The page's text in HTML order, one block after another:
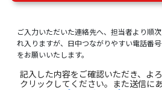
ご入力いただいた連絡先へ、担当者より順
れ入りますが、日中つながりやすい電話番
をお願いいたします。
記入した内容をご確認いただき、よ
クリックしてください。また送信に